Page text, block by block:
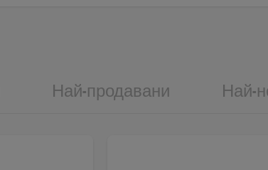
Най-продавани Най-